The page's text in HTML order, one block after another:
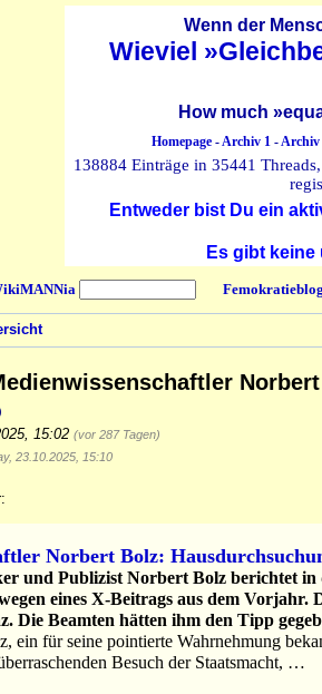
Wenn der
Wieviel
How much
Homepage-Archiv 1-Archiv
138884 Einträge in 35441
Entweder bist Du ein
Es gibt
15:02 (vor 287 Tagen)
23.10.2025, 15:10
Norbert Bolz:
und Publizist Norbert Bolz berichtet in
eines X-Beitrags aus dem
Die Beamten hätten ihm den Tipp
ein für seine pointierte Wahrnehmung
Besuch der Staatsmacht, …